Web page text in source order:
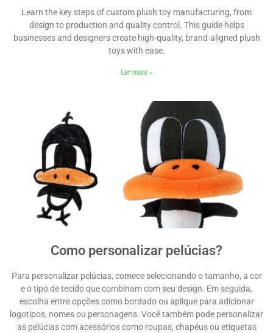
Learn the key steps of custom plush toy manufacturing, from
design to production and quality control. This guide helps
businesses and designers create high-quality, brand-aligned plush
toys with ease.
Ler mais »
Como personalizar pelúcias?
Para personalizar pelúcias, comece selecionando o tamanho, a cor
e o tipo de tecido que combinam com seu design. Em seguida,
escolha entre opções como bordado ou aplique para adicionar
logotipos, nomes ou personagens. Você também pode personalizar
as pelúcias com acessórios como roupas, chapéus ou etiquetas